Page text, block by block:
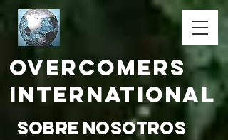
Overcomers
International
Sobre nosotros